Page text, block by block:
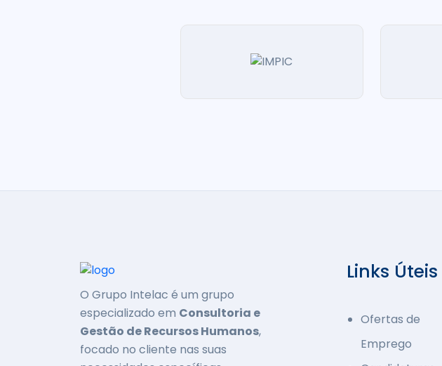
O Grupo Intelac é um grupo
especializado em Consultoria e
Gestão de Recursos Humanos,
focado no cliente nas suas
Links Úteis
Ofertas de
Emprego